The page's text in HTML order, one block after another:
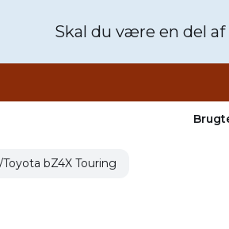
Skal du være en del
224HK 5d Aut. KONTANT
Toyota bZ4X Touring